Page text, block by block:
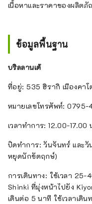
เนื้อหาและราคาของผลิต
ข้อมูลพื้นฐาน
บริลลานเต้
ที่อยู่: 535 ฮิรากิ เมืองคาโ
หมายเลขโทรศัพท์:
เวลาทำการ: 12.00-17.00
ปิดทำการ: วันจันทร์ และ
หยุดนักขัตฤกษ์)
การเดินทาง: ใช้เวลา
Shinki ที่มุ่งหน้าไปยัง
เดินต่อ 5 นาที ใช้เวลาเดิ